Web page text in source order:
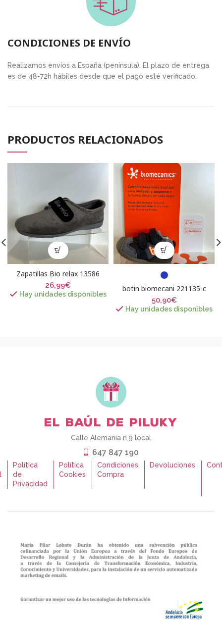
CONDICIONES DE ENVÍO
Realizamos envíos a España (península). El plazo de entrega
es de 48-72h hábiles desde que el pago esté verificado.
PRODUCTOS RELACIONADOS
Zapatillas Bio relax 13586
26,99€
Hay unidades disponibles
botin biomecani 221135-c
50,90€
Hay unidades disponibles
Calle Alemania n.9 local
647 847 190
Política
de
Privacidad
Política
Cookies
Condiciones
Compra
Devoluciones